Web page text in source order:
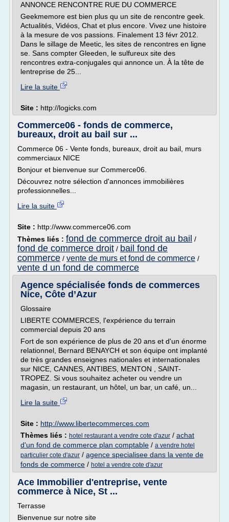
ANNONCE RENCONTRE RUE DU COMMERCE
Geekmemore est bien plus qu un site de rencontre geek.
Actualités, Vidéos, Chat et plus encore. Vivez une histoire
à la mesure de vos passions. Finalement 13 févr 2012.
Dans le sillage de Meetic, les sites de rencontres en ligne
se. Sans compter Gleeden, le sulfureux site des
rencontres extra-conjugales qui annonce un. À la tête de
lentreprise de 25...
Lire la suite
Site : http://logicks.com
Commerce06 - fonds de commerce,
bureaux, droit au bail sur ...
Commerce 06 - Vente fonds, bureaux, droit au bail, murs
commerciaux NICE
Bonjour et bienvenue sur Commerce06.
Découvrez notre sélection d'annonces immobilières
professionnelles...
Lire la suite
Site : http://www.commerce06.com
Thèmes liés : fond de commerce droit au bail /
fond de commerce droit / bail fond de
commerce / vente de murs et fond de commerce /
vente d un fond de commerce
Agence spécialisée fonds de commerces
Nice, Côte d’Azur
Glossaire
LIBERTE COMMERCES, l'expérience du terrain
commercial depuis 20 ans
Fort de son expérience de plus de 20 ans et d'un énorme
relationnel, Bernard BENAYCH et son équipe ont implanté
de très grandes enseignes nationales et internationales
sur NICE, CANNES, ANTIBES, MENTON , SAINT-
TROPEZ. Si vous souhaitez acheter ou vendre un
magasin, un restaurant, un hôtel, un bar, un café, un...
Lire la suite
Site : http://www.libertecommerces.com
Thèmes liés : hotel restaurant a vendre cote d'azur / achat
d'un fond de commerce plan comptable / a vendre hotel
particulier cote d'azur / agence specialisee dans la vente de
fonds de commerce / hotel a vendre cote d'azur
Ace Immobilier d'entreprise, vente
commerce à Nice, St ...
Terrasse
Bienvenue sur notre site